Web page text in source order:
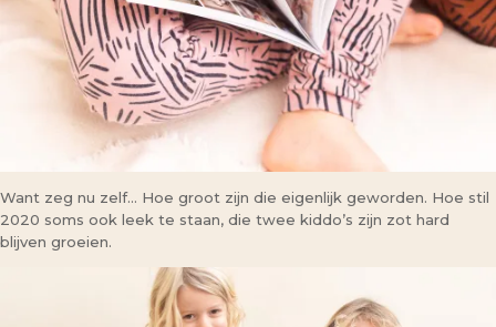
Want zeg nu zelf… Hoe groot zijn die eigenlijk geworden. Hoe stil
2020 soms ook leek te staan, die twee kiddo’s zijn zot hard
blijven groeien.